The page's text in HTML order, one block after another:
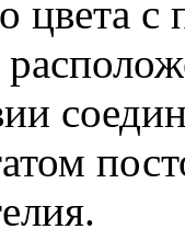
цвета